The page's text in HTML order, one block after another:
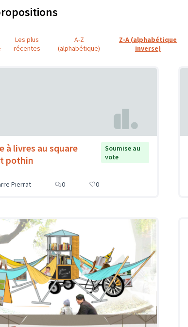
Les plus
récentes
A-Z
(alphabétique)
Z-A (alphabétique
inverse)
à livres au square
pothin
Soumise au
vote
Pierrat 0 0